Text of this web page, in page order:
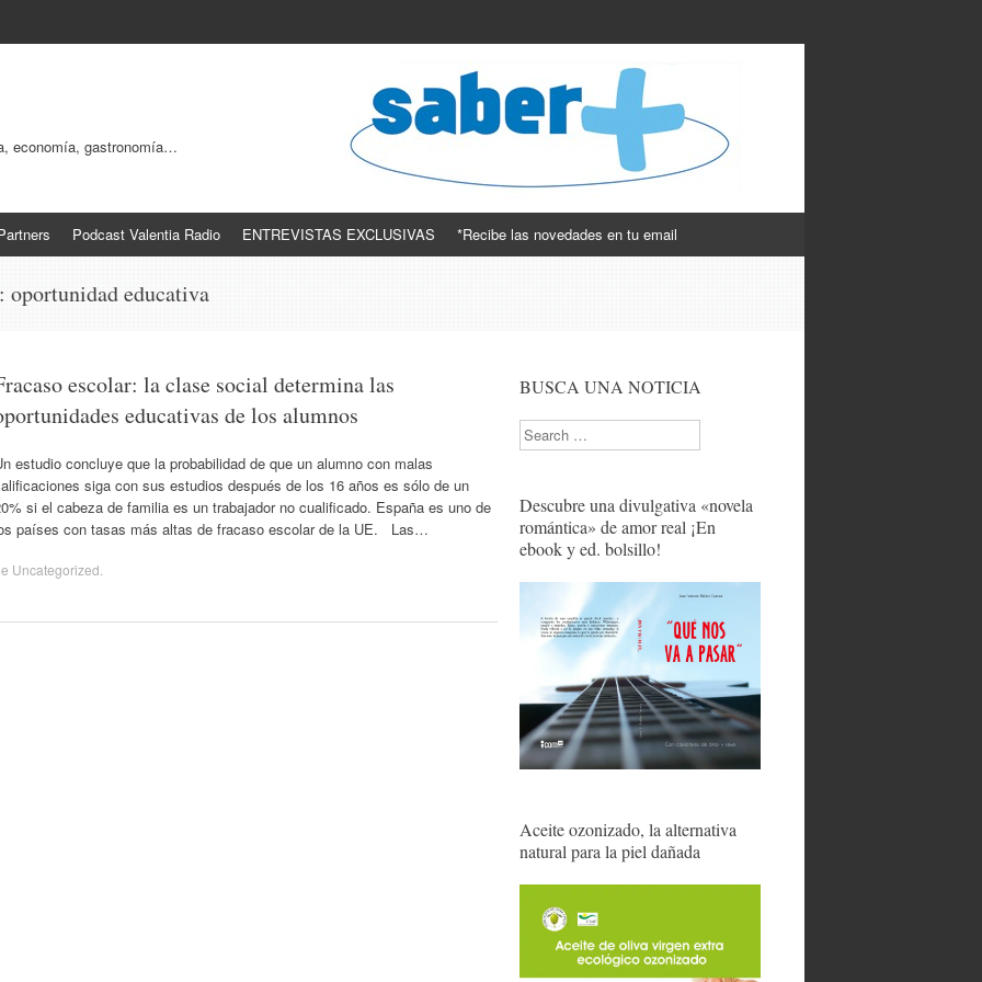
economía, gastronomía…
Podcast Valentia Radio ENTREVISTAS EXCLUSIVAS *Recibe las novedades en tu email
oportunidad educativa
escolar: la clase social determina las
educativas de los alumnos
estudio concluye que la probabilidad de que un alumno con malas
siga con sus estudios después de los 16 años es sólo de un
si el cabeza de familia es un trabajador no cualificado. España es uno de
países con tasas más altas de fracaso escolar de la UE. Las…
Uncategorized
BUSCA UNA NOTICIA
Search
Descubre una divulgativa «novela
romántica» de amor real ¡En
ebook y ed. bolsillo!
Aceite ozonizado, la alternativa
natural para la piel dañada